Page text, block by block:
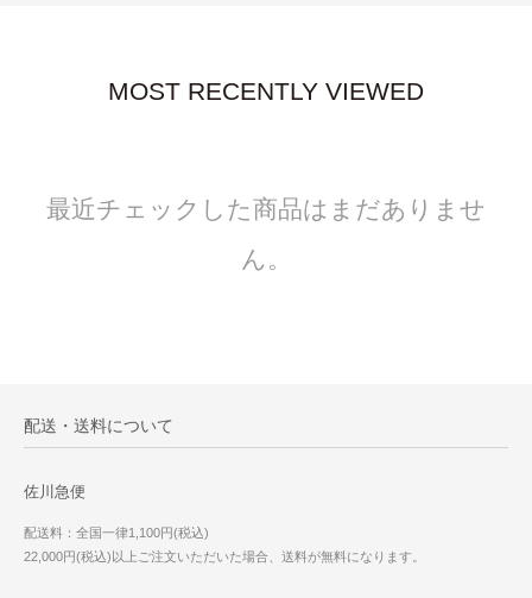
MOST RECENTLY VIEWED
最近チェックした商品はまだありませ
ん。
配送・送料について
佐川急便
配送料：全国一律1,100円(税込)
22,000円(税込)以上ご注文いただいた場合、送料が無料になります。